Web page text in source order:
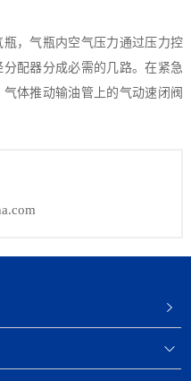
，气瓶内空气压力通过压力控
配器分成必需的几路。在紧急
体推动输油管上的气动速闭阀